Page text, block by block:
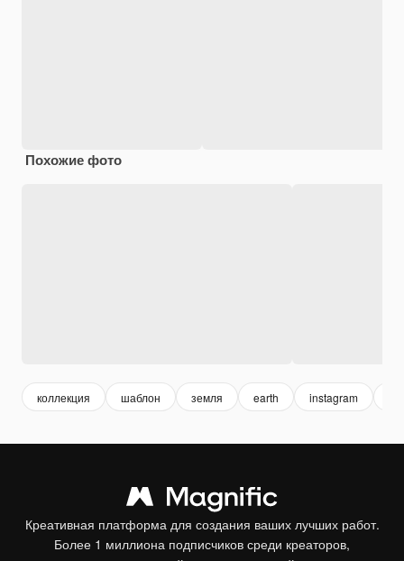
Похожие фото
коллекция шаблон земля earth instagram
Креативная платформа для создания ваших лучших работ.
Более 1 миллиона подписчиков среди креаторов,